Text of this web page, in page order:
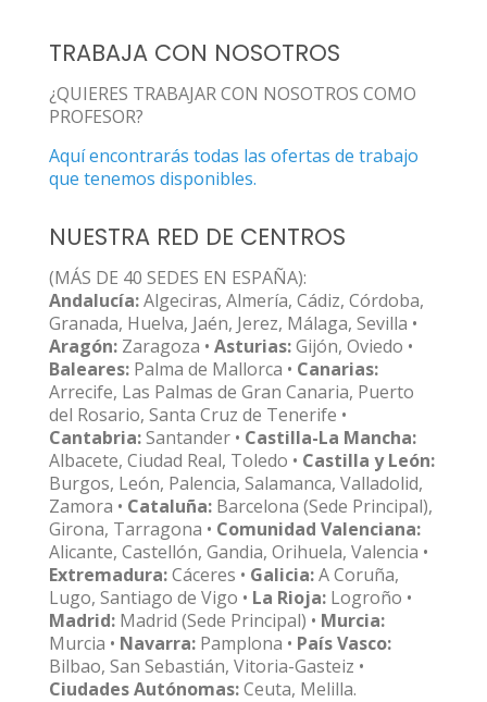
TRABAJA CON NOSOTROS
¿QUIERES TRABAJAR CON NOSOTROS COMO
PROFESOR?
Aquí encontrarás todas las ofertas de trabajo
que tenemos disponibles.
NUESTRA RED DE CENTROS
(MÁS DE 40 SEDES EN ESPAÑA):
Andalucía:Algeciras, Almería, Cádiz, Córdoba,
Granada, Huelva, Jaén, Jerez, Málaga, Sevilla •
Aragón: Zaragoza • Asturias:Gijón, Oviedo •
Baleares: Palma de Mallorca • Canarias:
Arrecife, Las Palmas de Gran Canaria, Puerto
del Rosario, Santa Cruz de Tenerife •
Cantabria:Santander • Castilla-La Mancha:
Albacete, Ciudad Real, Toledo • Castilla y León:
Burgos, León, Palencia, Salamanca, Valladolid,
Zamora • Cataluña: Barcelona (Sede Principal),
Girona, Tarragona • Comunidad Valenciana:
Alicante, Castellón, Gandia, Orihuela, Valencia •
Extremadura:Cáceres • Galicia:A Coruña,
Lugo, Santiago de Vigo • La Rioja: Logroño •
Madrid: Madrid (Sede Principal) • Murcia:
Murcia • Navarra: Pamplona • País Vasco:
Bilbao, San Sebastián, Vitoria-Gasteiz •
Ciudades Autónomas:Ceuta, Melilla.